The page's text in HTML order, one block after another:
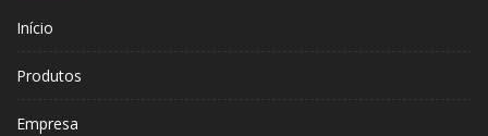
Início
Produtos
Empresa